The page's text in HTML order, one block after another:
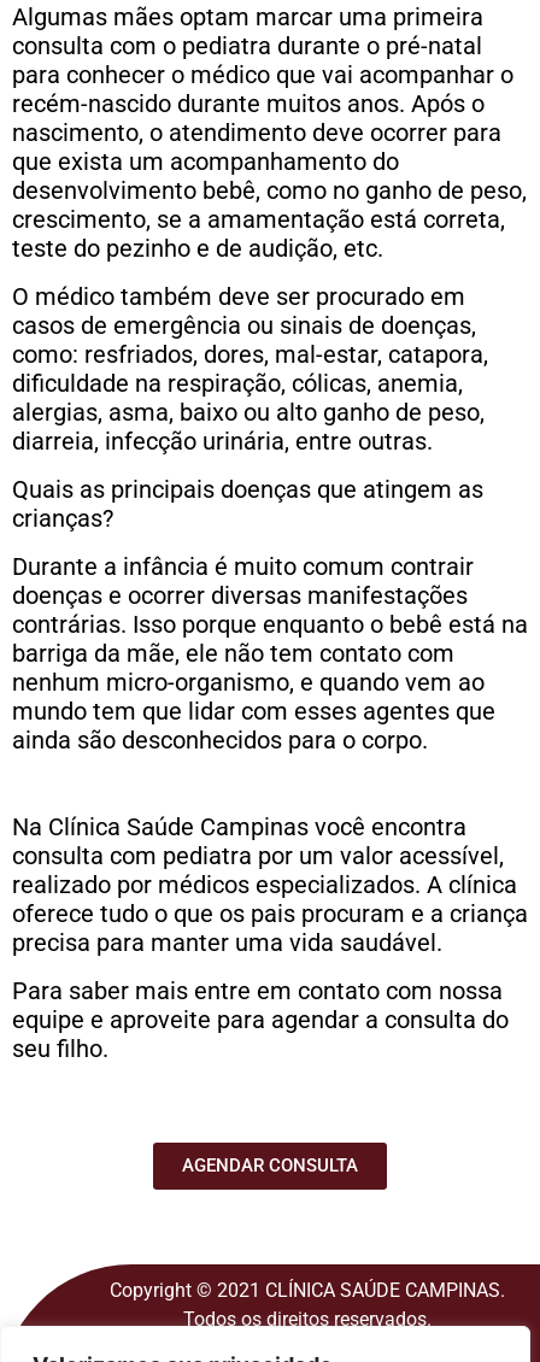
Algumas mães optam marcar uma primeira
consulta com o pediatra durante o pré-natal
para conhecer o médico que vai acompanhar o
recém-nascido durante muitos anos. Após o
nascimento, o atendimento deve ocorrer para
que exista um acompanhamento do
desenvolvimento bebê, como no ganho de peso,
crescimento, se a amamentação está correta,
teste do pezinho e de audição, etc.
O médico também deve ser procurado em
casos de emergência ou sinais de doenças,
como: resfriados, dores, mal-estar, catapora,
dificuldade na respiração, cólicas, anemia,
alergias, asma, baixo ou alto ganho de peso,
diarreia, infecção urinária, entre outras.
Quais as principais doenças que atingem as
crianças?
Durante a infância é muito comum contrair
doenças e ocorrer diversas manifestações
contrárias. Isso porque enquanto o bebê está na
barriga da mãe, ele não tem contato com
nenhum micro-organismo, e quando vem ao
mundo tem que lidar com esses agentes que
ainda são desconhecidos para o corpo.
Na Clínica Saúde Campinas você encontra
consulta com pediatra por um valor acessível,
realizado por médicos especializados. A clínica
oferece tudo o que os pais procuram e a criança
precisa para manter uma vida saudável.
Para saber mais entre em contato com nossa
equipe e aproveite para agendar a consulta do
seu filho.
AGENDAR CONSULTA
Copyright © 2021 CLÍNICA SAÚDE CAMPINAS.
Todos os direitos reservados.